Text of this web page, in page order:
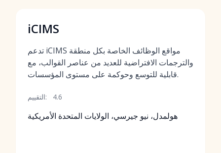
iCIMS
تدعم iCIMS مواقع الوظائف الخاصة بكل منطقة
والترجمات الافتراضية للعديد من عناصر القوالب، مع
قابلية للتوسع وحوكمة على مستوى المؤسسات.
التقييم: 4.6
هولمدل، نيو جيرسي، الولايات المتحدة الأمريكية